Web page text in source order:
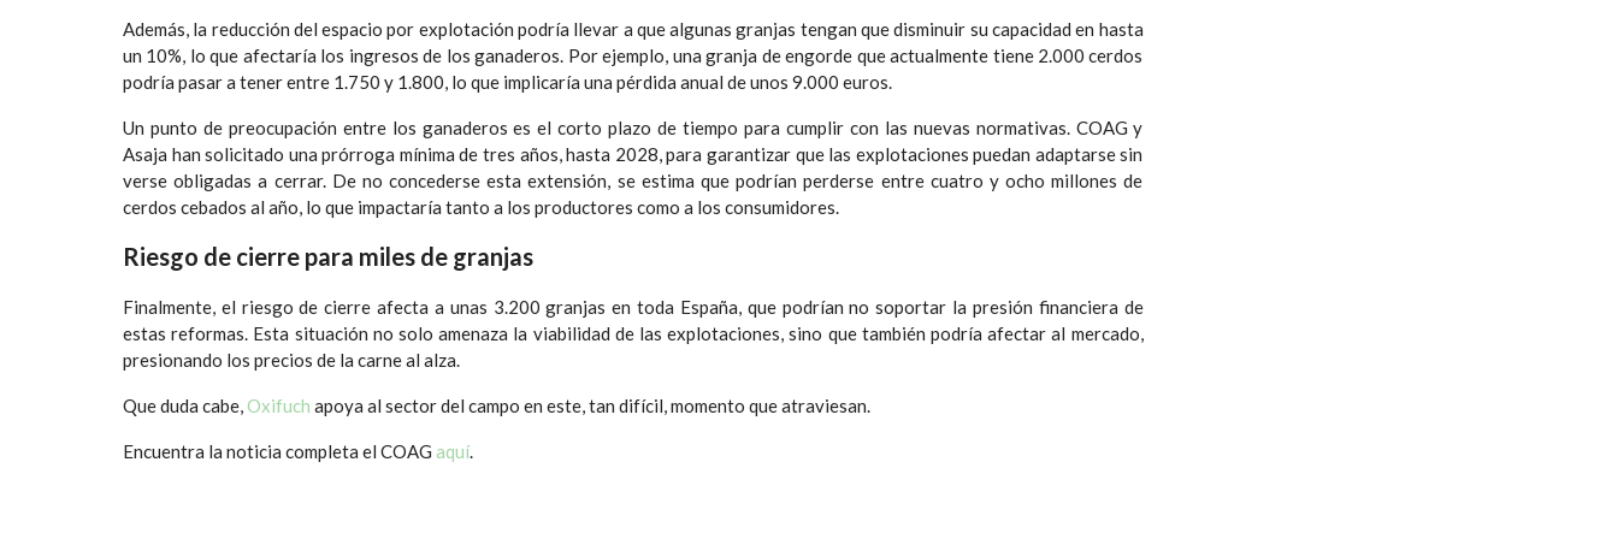
Además, la reducción del espacio por explotación podría llevar a que algunas granjas tengan que disminuir su capacidad en hasta
un 10%, lo que afectaría los ingresos de los ganaderos. Por ejemplo, una granja de engorde que actualmente tiene 2.000 cerdos
podría pasar a tener entre 1.750 y 1.800, lo que implicaría una pérdida anual de unos 9.000 euros.
Un punto de preocupación entre los ganaderos es el corto plazo de tiempo para cumplir con las nuevas normativas. COAG y
Asaja han solicitado una prórroga mínima de tres años, hasta 2028, para garantizar que las explotaciones puedan adaptarse sin
verse obligadas a cerrar. De no concederse esta extensión, se estima que podrían perderse entre cuatro y ocho millones de
cerdos cebados al año, lo que impactaría tanto a los productores como a los consumidores.
Riesgo de cierre para miles de granjas
Finalmente, el riesgo de cierre afecta a unas 3.200 granjas en toda España, que podrían no soportar la presión financiera de
estas reformas. Esta situación no solo amenaza la viabilidad de las explotaciones, sino que también podría afectar al mercado,
presionando los precios de la carne al alza.
Que duda cabe,Oxifuch apoya al sector del campo en este, tan difícil, momento que atraviesan.
Encuentra la noticia completa el COAG aquí.